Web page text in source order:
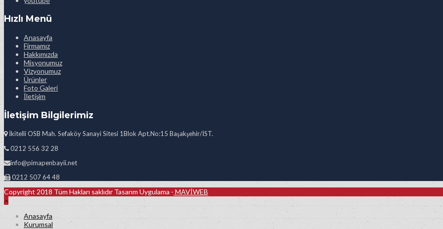
Hızlı Menü
Anasayfa
Firmamız
Hakkımızda
Misyonumuz
Vizyonumuz
Ürünler
Foto Galeri
İletişim
İletişim Bilgilerimiz
İkitelli OSB Mah. Sefaköy Sanayi Sitesi 1Blok Apt.No:15 Başakşehir/İST.
0212 556 32 28
info@pimapenbayii.net
0212 507 64 48
Copyright 2018 Tüm Hakları saklıdır Tasarım Uygulama - MAVİWEB
Anasayfa
Kurumsal